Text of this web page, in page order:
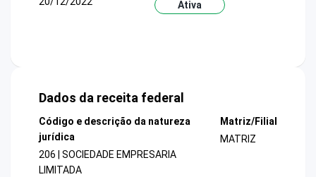
Ativa
Dados da receita federal
Código e descrição da natureza
jurídica
206 | SOCIEDADE EMPRESARIA
LIMITADA
Matriz/Filial
MATRIZ